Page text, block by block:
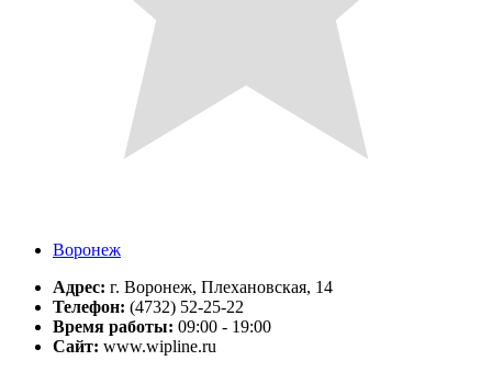
Воронеж
Адрес: г. Воронеж, Плехановская, 14
Телефон: (4732) 52-25-22
Время работы: 09:00 - 19:00
Сайт: www.wipline.ru